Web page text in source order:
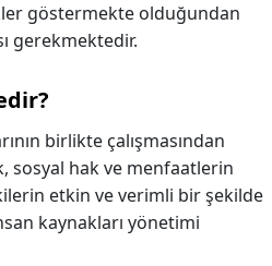
göstermekte olduğundan
gerekmektedir.
birlikte çalışmasından
sosyal hak ve menfaatlerin
etkin ve verimli bir şekilde
kaynakları yönetimi